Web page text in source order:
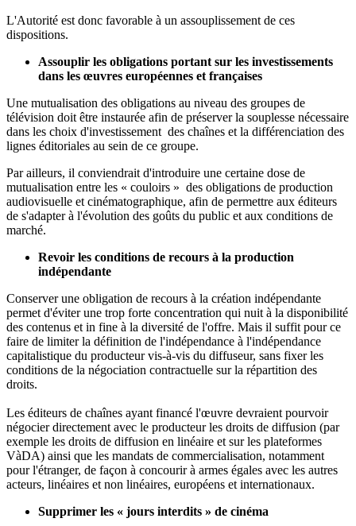
L'Autorité est donc favorable à un assouplissement de ces
dispositions.
Assouplir les obligations portant sur les investissements
dans les œuvres européennes et françaises
Une mutualisation des obligations au niveau des groupes de
télévision doit être instaurée afin de préserver la souplesse nécessaire
dans les choix d'investissement des chaînes et la différenciation des
lignes éditoriales au sein de ce groupe.
Par ailleurs, il conviendrait d'introduire une certaine dose de
mutualisation entre les « couloirs » des obligations de production
audiovisuelle et cinématographique, afin de permettre aux éditeurs
de s'adapter à l'évolution des goûts du public et aux conditions de
marché.
Revoir les conditions de recours à la production
indépendante
Conserver une obligation de recours à la création indépendante
permet d'éviter une trop forte concentration qui nuit à la disponibilité
des contenus et in fine à la diversité de l'offre. Mais il suffit pour ce
faire de limiter la définition de l'indépendance à l'indépendance
capitalistique du producteur vis-à-vis du diffuseur, sans fixer les
conditions de la négociation contractuelle sur la répartition des
droits.
Les éditeurs de chaînes ayant financé l'œuvre devraient pourvoir
négocier directement avec le producteur les droits de diffusion (par
exemple les droits de diffusion en linéaire et sur les plateformes
VàDA) ainsi que les mandats de commercialisation, notamment
pour l'étranger, de façon à concourir à armes égales avec les autres
acteurs, linéaires et non linéaires, européens et internationaux.
Supprimer les « jours interdits » de cinéma